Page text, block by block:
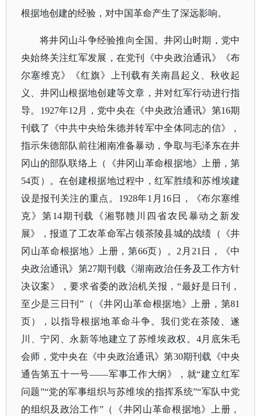
根据地创建的经验，对中国革命产生了深远影响。
将井冈山斗争经验推向全国。井冈山时期，党中
央始终关注红军发展，在党刊《中央政治通讯》《布
尔塞维克》《红旗》上刊载有关南昌起义、秋收起
义、井冈山根据地创建等文章，并对红军行动进行指
导。 1927年12月，党中央在《中央政治通讯》第16期
刊载了《中共中央给朱德并转军中全体同志的信》，
指示朱德部队前往湘南准备暴动，争取与毛泽东在井
冈山的部队联络上（《井冈山革命根据地》上册，第
54页）。在创建根据地过程中，红军胜绩和苏维埃建
设是报刊关注的重点。1928年1月16日，《布尔塞维
克》第14期刊载《湘鄂赣川四省农民暴动之新发
展》，报道了工农革命军占领茶陵县城的战绩（《井
冈山革命根据地》上册，第66页）。2月21日，《中
央政治通讯》第27期刊载《湖南政治任务及工作方针
决议案》，要求省委的政治机关报，“最好是日刊，
至少是三日刊”（《井冈山革命根据地》上册，第81
页），以指导根据地革命斗争。我们党在茶陵、遂
川、宁冈、永新等地建立了苏维埃政权。4月底朱毛
会师，党中央在《中央政治通讯》第30期刊载《中央
通告第五十一号——军事工作大纲》，就“建立红军
问题”“党的军事组织与苏维埃的指挥系统”“军队中党
的组织及政治工作”（《井冈山革命根据地》上册，